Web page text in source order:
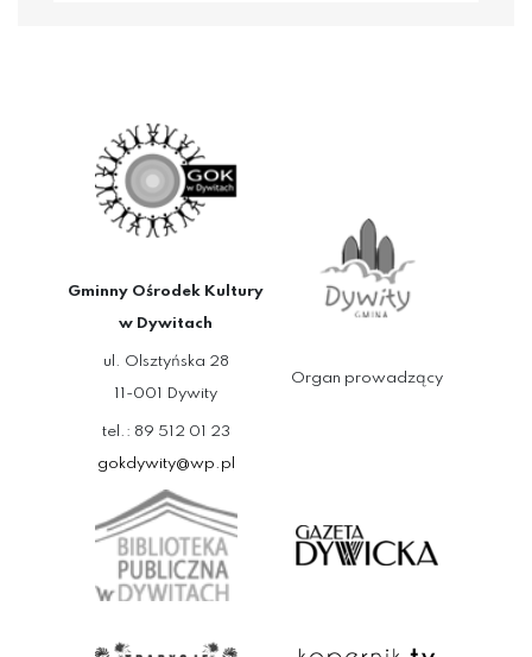
Gminny Ośrodek Kultury
w Dywitach
ul. Olsztyńska 28
11-001 Dywity
tel.: 89 512 01 23
gokdywity@wp.pl
Organ prowadzący